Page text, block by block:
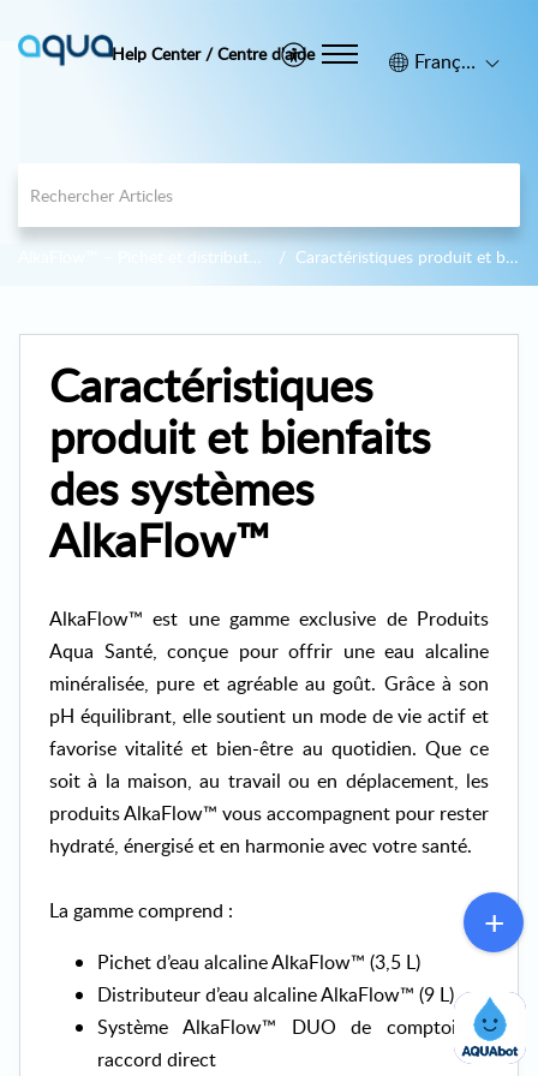
Help Center / Centre d'aide Français (Canada)
AlkaFlow™ – Pichet et distributeur filtrant d'eau alcaline en verre et bambou Caractéristiques produit et bienfaits d'AlkaFlow™
Caractéristiques
produit et bienfaits
des systèmes
AlkaFlow™
AlkaFlow™ est une gamme exclusive de Produits
Aqua Santé, conçue pour offrir une eau alcaline
minéralisée, pure et agréable au goût. Grâce à son
pH équilibrant, elle soutient un mode de vie actif et
favorise vitalité et bien-être au quotidien. Que ce
soit à la maison, au travail ou en déplacement, les
produits AlkaFlow™ vous accompagnent pour rester
hydraté, énergisé et en harmonie avec votre santé.
La gamme comprend :
Pichet d’eau alcaline AlkaFlow™ (3,5 L)
Distributeur d’eau alcaline AlkaFlow™ (9 L)
Système AlkaFlow™ DUO de comptoir à
raccord direct